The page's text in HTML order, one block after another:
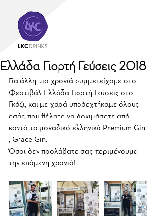
Ελλάδα Γιορτή Γεύσεις 2018
Για άλλη μια χρονιά συμμετείχαμε στο
Φεστιβάλ Ελλάδα Γιορτή Γεύσεις στο
Γκάζι, και με χαρά υποδεχτήκαμε όλους
εσάς που θέλατε να δοκιμάσετε από
κοντά το μοναδικό ελληνικό Premium Gin
, Grace Gin.
Όσοι δεν προλάβατε σας περιμένουμε
την επόμενη χρονιά!